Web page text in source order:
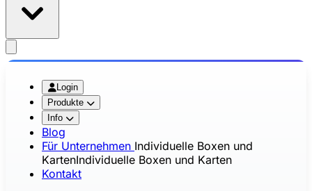
Login
Produkte
Info
Blog
Für Unternehmen Individuelle Boxen und
KartenIndividuelle Boxen und Karten
Kontakt